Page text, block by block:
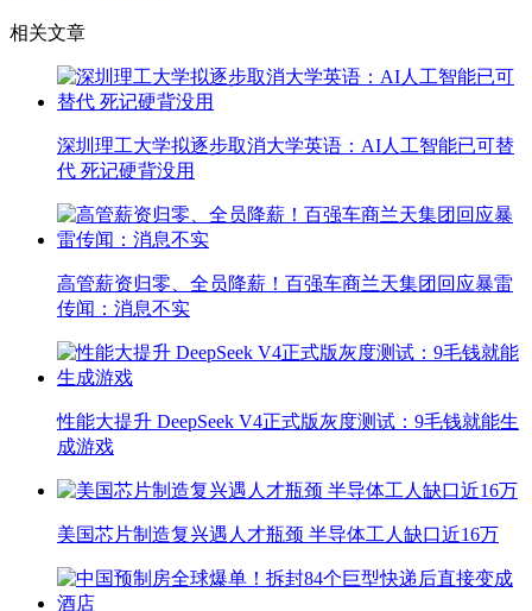
相关文章
深圳理工大学拟逐步取消大学英语：AI人工智能已可替
代 死记硬背没用
高管薪资归零、全员降薪！百强车商兰天集团回应暴雷
传闻：消息不实
性能大提升 DeepSeek V4正式版灰度测试：9毛钱就能生
成游戏
美国芯片制造复兴遇人才瓶颈 半导体工人缺口近16万